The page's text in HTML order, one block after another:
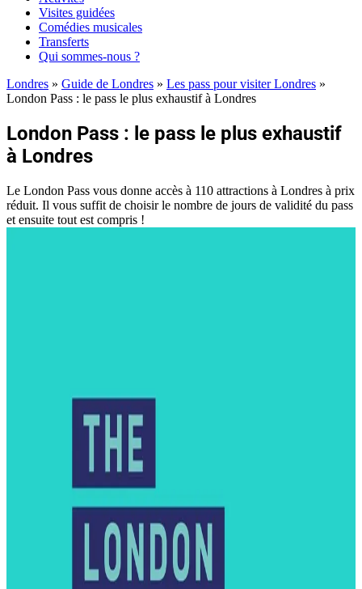
Visites guidées
Comédies musicales
Transferts
Qui sommes-nous ?
Londres » Guide de Londres » Les pass pour visiter Londres »
London Pass : le pass le plus exhaustif à Londres
London Pass : le pass le plus exhaustif
à Londres
Le London Pass vous donne accès à 110 attractions à Londres à prix
réduit. Il vous suffit de choisir le nombre de jours de validité du pass
et ensuite tout est compris !